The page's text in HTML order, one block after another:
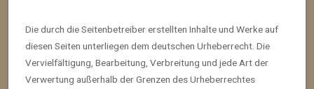
Die durch die Seitenbetreiber erstellten Inhalte und Werke auf
diesen Seiten unterliegen dem deutschen Urheberrecht. Die
Vervielfältigung, Bearbeitung, Verbreitung und jede Art der
Verwertung außerhalb der Grenzen des Urheberrechtes